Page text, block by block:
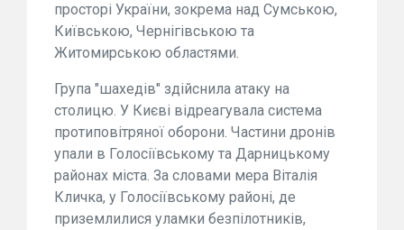
просторі України, зокрема над Сумською,
Київською, Чернігівською та
Житомирською областями.
Група "шахедів" здійснила атаку на
столицю. У Києві відреагувала система
протиповітряної оборони. Частини дронів
упали в Голосіївському та Дарницькому
районах міста. За словами мера Віталія
Кличка, у Голосіївському районі, де
приземлилися уламки безпілотників,